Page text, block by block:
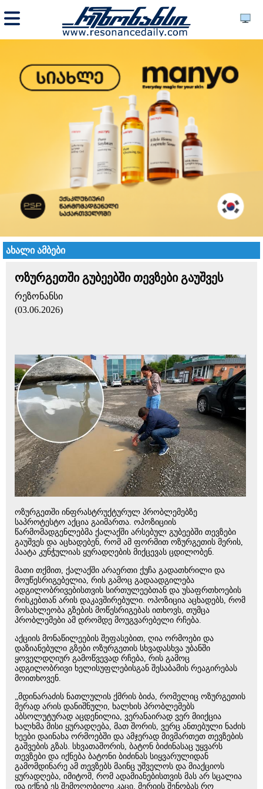
ახალი ამბები
ოზურგეთში გუბეებში თევზები გაუშვეს
რეზონანსი
(03.06.2026)
ოზურგეთში ინფრასტრუქტურულ პრობლემებზე
საპროტესტო აქცია გაიმართა. ოპოზიციის
წარმომადგენლებმა ქალაქში არსებულ გუბეებში თევზები
გაუშვეს და აცხადებენ, რომ ამ ფორმით ოზურგეთის მერის,
პაატა კუნჭულიას ყურადღების მიქცევას ცდილობენ.
მათი თქმით, ქალაქში არაერთი ქუჩა გადათხრილი და
მოუწესრიგებელია, რის გამოც გადაადგილება
ადგილობრივებისთვის სირთულეებთან და უსაფრთხოების
რისკებთან არის დაკავშირებული. ოპოზიცია აცხადებს, რომ
მოსახლეობა გზების მოწესრიგებას ითხოვს, თუმცა
პრობლემები ამ დრომდე მოუგვარებელი რჩება.
აქციის მონაწილეების შეფასებით, ღია ორმოები და
დაზიანებული გზები ოზურგეთის სხვადასხვა უბანში
ყოველდღიურ გამოწვევად რჩება, რის გამოც
ადგილობრივი ხელისუფლებისგან შესაბამის რეაგირებას
მოითხოვენ.
„მდინარაძის ნათლულის ქმრის ბიძა, რომელიც ოზურგეთის
მერად არის დანიშნული, ხალხის პრობლემებს
აბსოლუტურად აცდენილია, ვერანაირად ვერ მიიქცია
ხალხმა მისი ყურადღება, მათ შორის, ვერც ანთებული ნაძის
ხეები დაინახა ორმოებში და ამჯერად მივმართეთ თევზების
გაშვების გზას. სხვათაშორის, ბატონ ბიძინასაც უყვარს
თევზები და იქნება ბატონი ბიძინას სიყვარულიდან
გამომდინარე ამ თევზებს მაინც უშველოს და მიაქციოს
ყურადღება, იმიტომ, რომ ადამიანებისთვის მას არ სცალია
და იქნებ ეს შემოღობილი კაცი, მერიის შენობას რო